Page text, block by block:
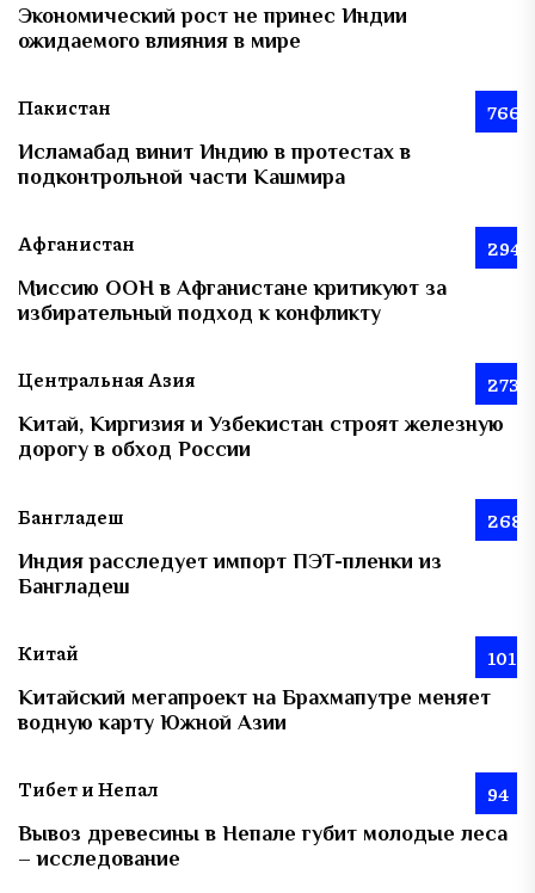
Экономический рост не принес Индии
ожидаемого влияния в мире
Пакистан 766
Исламабад винит Индию в протестах в
подконтрольной части Кашмира
Афганистан 294
Миссию ООН в Афганистане критикуют за
избирательный подход к конфликту
Центральная Азия 273
Китай, Киргизия и Узбекистан строят железную
дорогу в обход России
Бангладеш 268
Индия расследует импорт ПЭТ-пленки из
Бангладеш
Китай 101
Китайский мегапроект на Брахмапутре меняет
водную карту Южной Азии
Тибет и Непал 94
Вывоз древесины в Непале губит молодые леса
– исследование